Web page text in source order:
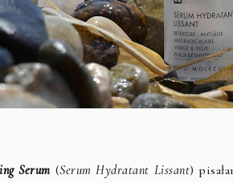
Serum(Serum Hydratant Lissant)